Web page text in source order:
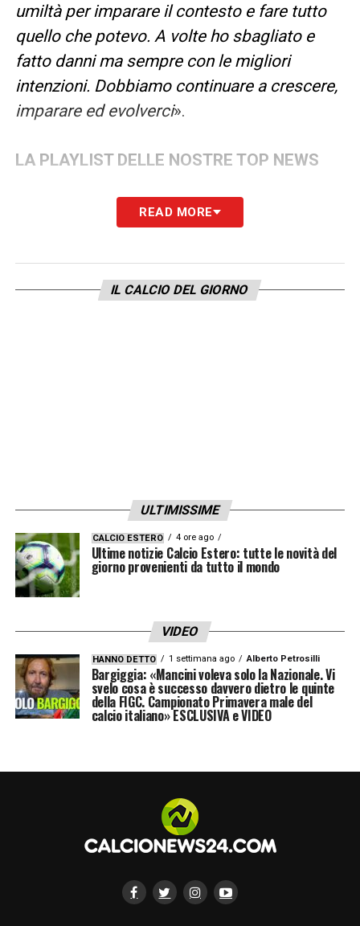
umiltà per imparare il contesto e fare tutto
quello che potevo. A volte ho sbagliato e
fatto danni ma sempre con le migliori
intenzioni. Dobbiamo continuare a crescere,
imparare ed evolverci».
LA PLAYLIST DELLE NOSTRE TOP NEWS
READ MORE
IL CALCIO DEL GIORNO
ULTIMISSIME
CALCIO ESTERO 4 ore ago
Ultime notizie Calcio Estero: tutte le novità del
giorno provenienti da tutto il mondo
VIDEO
HANNO DETTO 1 settimana ago Alberto Petrosilli
Bargiggia: «Mancini voleva solo la Nazionale. Vi
svelo cosa è successo davvero dietro le quinte
della FIGC. Campionato Primavera male del
calcio italiano» ESCLUSIVA e VIDEO